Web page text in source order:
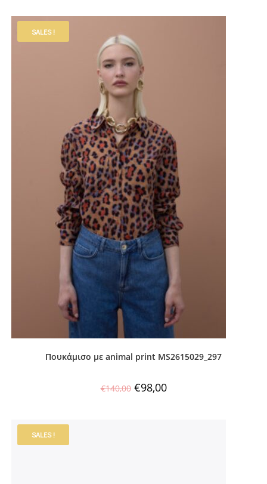
SALES !
Πουκάμισο με animal print MS2615029_297
€140,00 €98,00
SALES !